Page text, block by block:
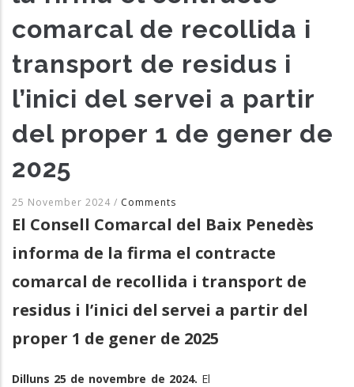
comarcal de recollida i
transport de residus i
l’inici del servei a partir
del proper 1 de gener de
2025
25 November 2024 / Comments
El Consell Comarcal del Baix Penedès
informa de la firma el contracte
comarcal de recollida i transport de
residus i l’inici del servei a partir del
proper 1 de gener de 2025
Dilluns 25 de novembre de 2024. El